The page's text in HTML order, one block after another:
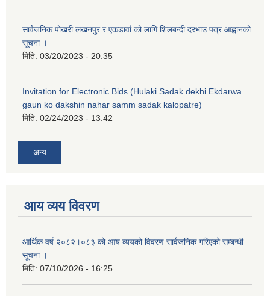
सार्वजनिक पोखरी लखनपुर र एकडार्वा को लागि शिलबन्दी दरभाउ पत्र आह्वानको
सूचना ।
मिति: 03/20/2023 - 20:35
Invitation for Electronic Bids (Hulaki Sadak dekhi Ekdarwa
gaun ko dakshin nahar samm sadak kalopatre)
मिति: 02/24/2023 - 13:42
अन्य
आय व्यय विवरण
आर्थिक वर्ष २०८२।०८३ को आय व्ययको विवरण सार्वजनिक गरिएको सम्बन्धी
सूचना ।
मिति: 07/10/2026 - 16:25